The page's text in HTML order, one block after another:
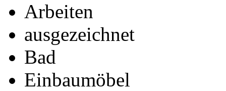
Arbeiten
ausgezeichnet
Bad
Einbaumöbel